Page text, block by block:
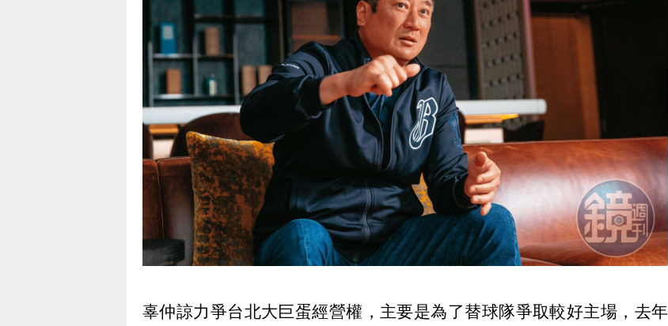
辜仲諒力爭台北大巨蛋經營權，主要是為了替球隊爭取較好主場，去年